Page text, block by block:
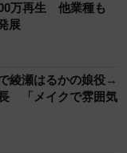
万再生 他業種も
展
綾瀬はるかの娘役→
「メイクで雰囲気